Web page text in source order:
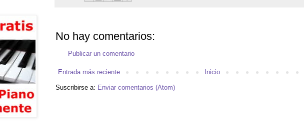
No hay comentarios:
Publicar un comentario
Entrada más reciente Inicio
Suscribirse a: Enviar comentarios (Atom)